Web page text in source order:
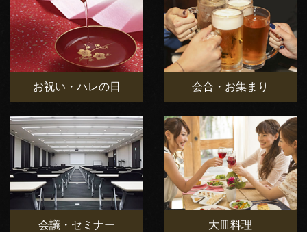
お祝い・ハレの日 会合・お集まり
会議・セミナー 大皿料理